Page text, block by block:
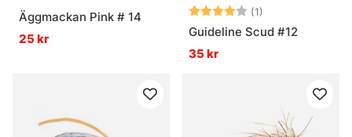
Äggmackan Pink # 14
25 kr
Betyg: (1)
Guideline Scud #12
35 kr